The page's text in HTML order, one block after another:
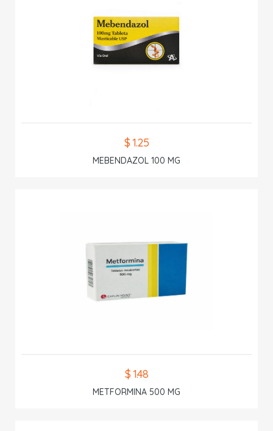
$ 1.25
MEBENDAZOL 100 MG
$ 1.48
METFORMINA 500 MG